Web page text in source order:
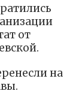
от
на